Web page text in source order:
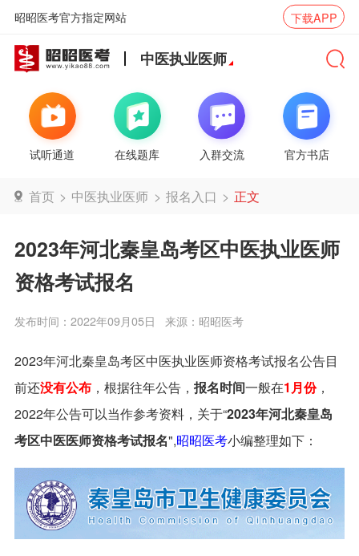
昭昭医考官方指定网站 下载APP
中医执业医师
试听通道 在线题库 入群交流 官方书店
首页 > 中医执业医师 > 报名入口 > 正文
2023年河北秦皇岛考区中医执业医师
资格考试报名
发布时间：2022年09月05日 来源：昭昭医考
2023年河北秦皇岛考区中医执业医师资格考试报名公告目
前还没有公布，根据往年公告， 报名时间一般在1月份，
2022年公告可以当作参考资料，关于“2023年河北秦皇岛
考区中医医师资格考试报名",昭昭医考小编整理如下：